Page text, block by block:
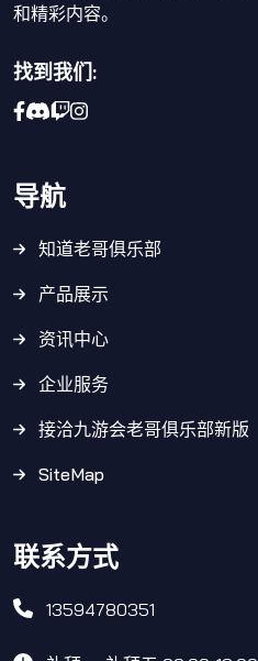
和精彩内容。
找到我们:
导航
知道老哥俱乐部
产品展示
资讯中心
企业服务
接洽九游会老哥俱乐部新版
SiteMap
联系方式
13594780351